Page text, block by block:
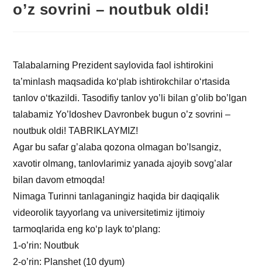
o’z sovrini – noutbuk oldi!
Talabalarning Prezident saylovida faol ishtirokini
ta’minlash maqsadida ko‘plab ishtirokchilar o‘rtasida
tanlov o‘tkazildi. Tasodifiy tanlov yo’li bilan g’olib bo’lgan
talabamiz Yo’ldoshev Davronbek bugun o’z sovrini –
noutbuk oldi! TABRIKLAYMIZ!
Agar bu safar g’alaba qozona olmagan bo’lsangiz,
xavotir olmang, tanlovlarimiz yanada ajoyib sovg’alar
bilan davom etmoqda!
Nimaga Turinni tanlaganingiz haqida bir daqiqalik
videorolik tayyorlang va universitetimiz ijtimoiy
tarmoqlarida eng ko‘p layk to‘plang:
1-o’rin: Noutbuk
2-o’rin: Planshet (10 dyum)